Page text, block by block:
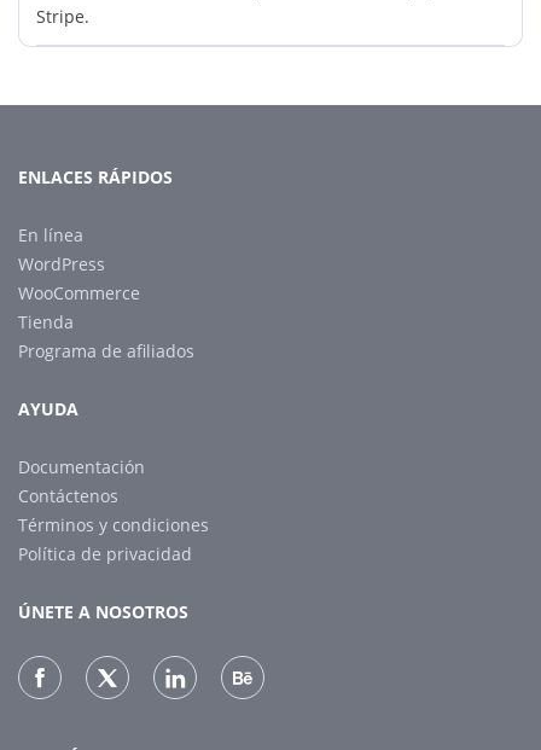
Stripe.
ENLACES RÁPIDOS
En línea
WordPress
WooCommerce
Tienda
Programa de afiliados
AYUDA
Documentación
Contáctenos
Términos y condiciones
Política de privacidad
ÚNETE A NOSOTROS